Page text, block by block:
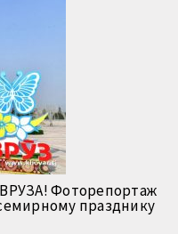
Фоторепортаж
празднику